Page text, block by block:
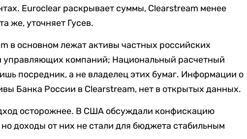
Euroclear раскрывает суммы, Clearstream менее
же, уточняет Гусев.
в основном лежат активы частных российских
управляющих компаний; Национальный расчетный
посредник, а не владелец этих бумаг. Информации о
Банка России в Clearstream, нет в открытых данных.
осторожнее. В США обсуждали конфискацию
доходы от них не стали для бюджета стабильным